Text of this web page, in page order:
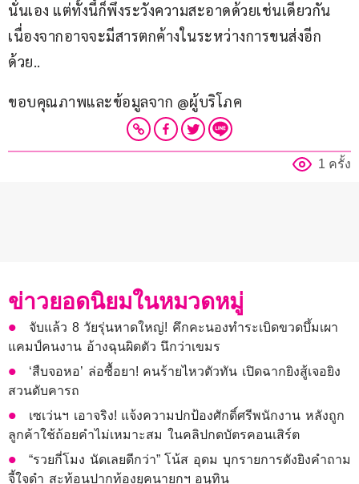
นั่นเอง แต่ทั้งนี้ก็พึงระวังความสะอาดด้วยเช่นเดียวกัน
เนื่องจากอาจจะมีสารตกค้างในระหว่างการขนส่งอีก
ด้วย..
ขอบคุณภาพและข้อมูลจาก @ผู้บริโภค
1 ครั้ง
ข่าวยอดนิยมในหมวดหมู่
จับแล้ว 8 วัยรุ่นหาดใหญ่! คึกคะนองทำระเบิดขวดบึ้มเผา
แคมป์คนงาน อ้างฉุนผิดตัว นึกว่าเขมร
‘สืบจอหอ’ ล่อซื้อยา! คนร้ายไหวตัวทัน เปิดฉากยิงสู้เจอยิง
สวนดับคารถ
เซเว่นฯ เอาจริง! แจ้งความปกป้องศักดิ์ศรีพนักงาน หลังถูก
ลูกค้าใช้ถ้อยคำไม่เหมาะสม ในคลิปกดบัตรคอนเสิร์ต
“รวยกี่โมง นัดเลยดีกว่า” โน้ส อุดม บุกรายการดังยิงคำถาม
จี้ใจดำ สะท้อนปากท้องยุคนายกฯ อนุทิน